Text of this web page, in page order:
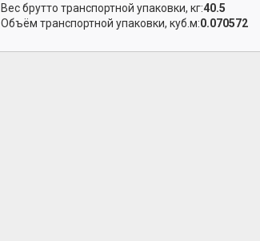
Вес брутто транспортной упаковки, кг:40.5
Объём транспортной упаковки, куб.м:0.070572